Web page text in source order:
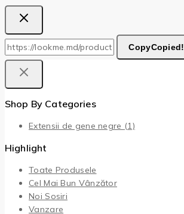
CopyCopied!
Shop By Categories
Extensii de gene negre (1)
Highlight
Toate Produsele
Cel Mai Bun Vânzător
Noi Sosiri
Vanzare